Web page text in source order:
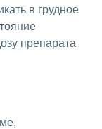
в грудное
препарата